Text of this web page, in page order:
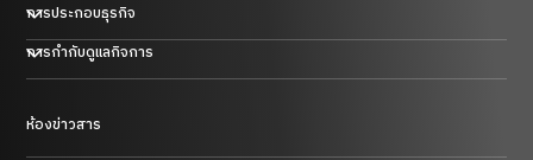
การประกอบธุรกิจ
ธุรกิจพลาสติก ยาง และโลหะ
ธุรกิจการค้า
ธุรกิจพลังงานในประเทศสาธารณรัฐประชาชนจีน
การกำกับดูแลกิจการ
การบริหารความเสี่ยงและการควบคุมภายใน
ห้องข่าวสาร